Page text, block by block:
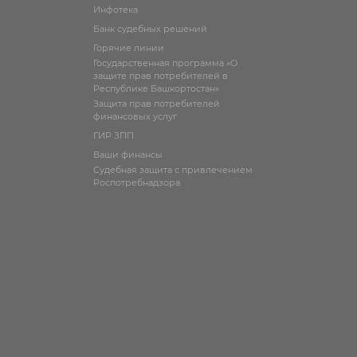
Инфотека
Банк судебных решений
Горячие линии
Государственная программа «О
защите прав потребителей в
Республике Башкортостан»
Защита прав потребителей
финансовых услуг
ГИР ЗПП
Ваши финансы
Судебная защита с привлечением
Роспотребнадзора